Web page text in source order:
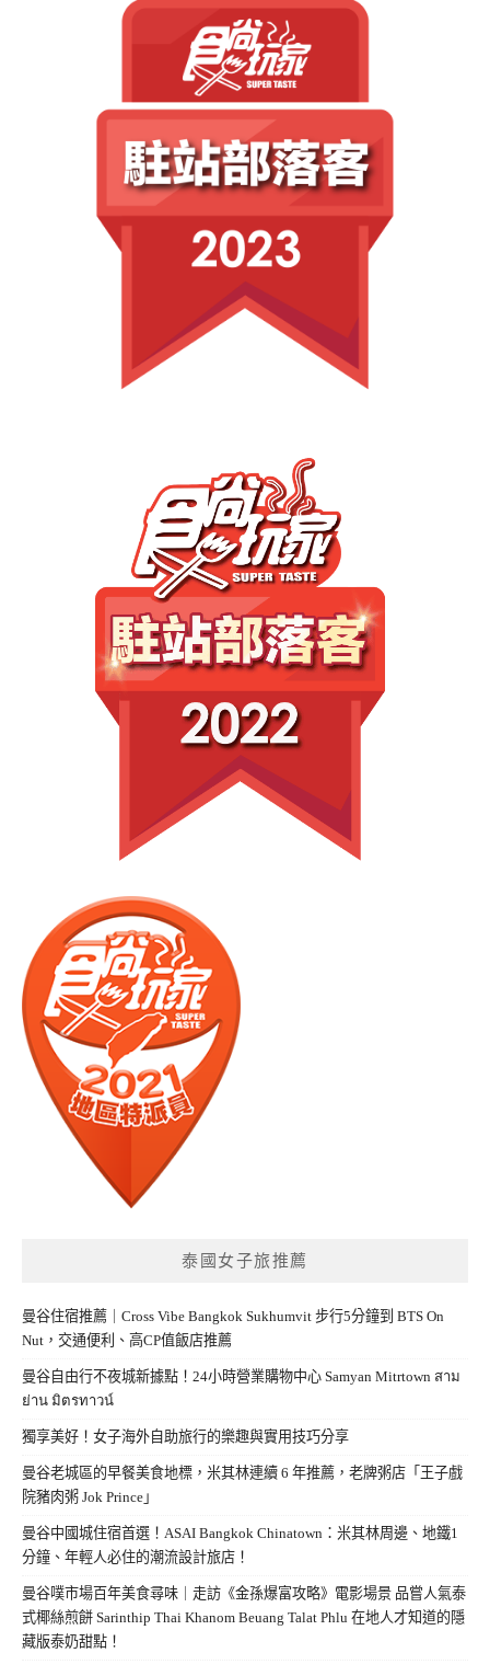
泰國女子旅推薦
曼谷住宿推薦｜Cross Vibe Bangkok Sukhumvit 步行5分鐘到 BTS On
Nut，交通便利、高CP值飯店推薦
曼谷自由行不夜城新據點！24小時營業購物中心 Samyan Mitrtown สาม
ย่าน มิตรทาวน์
獨享美好！女子海外自助旅行的樂趣與實用技巧分享
曼谷老城區的早餐美食地標，米其林連續 6 年推薦，老牌粥店「王子戲
院豬肉粥 Jok Prince」
曼谷中國城住宿首選！ASAI Bangkok Chinatown：米其林周邊、地鐵1
分鐘、年輕人必住的潮流設計旅店！
曼谷噗市場百年美食尋味｜走訪《金孫爆富攻略》電影場景 品嘗人氣泰
式椰絲煎餅 Sarinthip Thai Khanom Beuang Talat Phlu 在地人才知道的隱
藏版泰奶甜點！